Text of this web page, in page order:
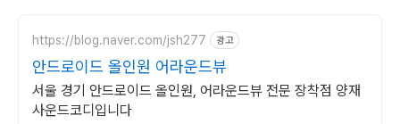
https://blog.naver.com/jsh277 광고
안드로이드 올인원 어라운드뷰
서울 경기 안드로이드 올인원, 어라운드뷰 전문 장착점 양재
사운드코디입니다